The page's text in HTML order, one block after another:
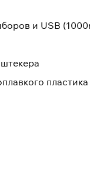
и USB
пластика